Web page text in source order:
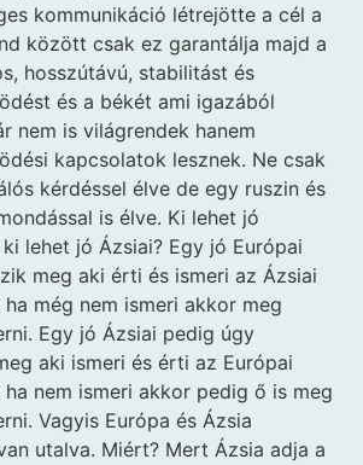
kommunikáció létrejötte a cél a
között csak ez garantálja majd a
hosszútávú, stabilitást és
és a békét ami igazából
nem is világrendek hanem
kapcsolatok lesznek. Ne csak
kérdéssel élve de egy ruszin és
is élve. Ki lehet jó
lehet jó Ázsiai? Egy jó Európai
meg aki érti és ismeri az Ázsiai
még nem ismeri akkor meg
Egy jó Ázsiai pedig úgy
aki ismeri és érti az Európai
nem ismeri akkor pedig ő is meg
Vagyis Európa és Ázsia
utalva. Miért? Mert Ázsia adja a